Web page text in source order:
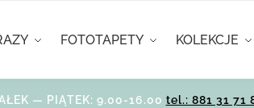
FOTOTAPETY KOLEKCJE
— PIĄTEK: 9.00-16.00 tel.: 881 31 71